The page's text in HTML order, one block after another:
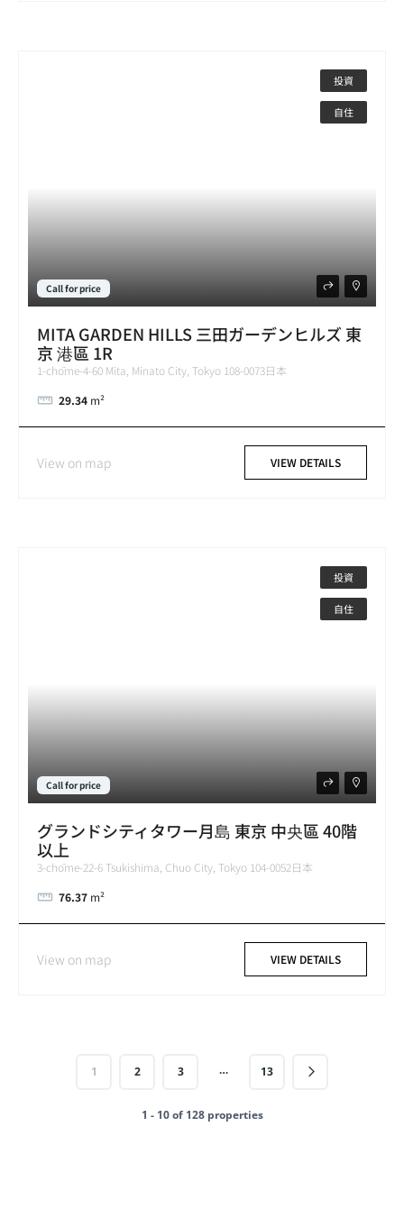
投資
自住
Call for price
MITA GARDEN HILLS 三田ガーデンヒルズ 東
京 港區 1R
1-chōme-4-60 Mita, Minato City, Tokyo 108-0073日本
29.34 m²
View on map VIEW DETAILS
投資
自住
Call for price
グランドシティタワー月島 東京 中央區 40階
以上
3-chōme-22-6 Tsukishima, Chuo City, Tokyo 104-0052日本
76.37 m²
View on map VIEW DETAILS
1 2 3 … 13
1 - 10 of 128 properties